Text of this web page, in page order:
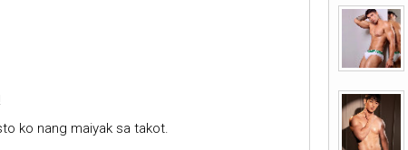
ko nang maiyak sa takot.